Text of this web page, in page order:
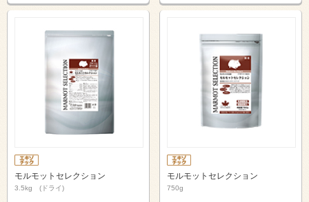
モルモットセレクション
3.5kg (ドライ)
モルモットセレクション
750g